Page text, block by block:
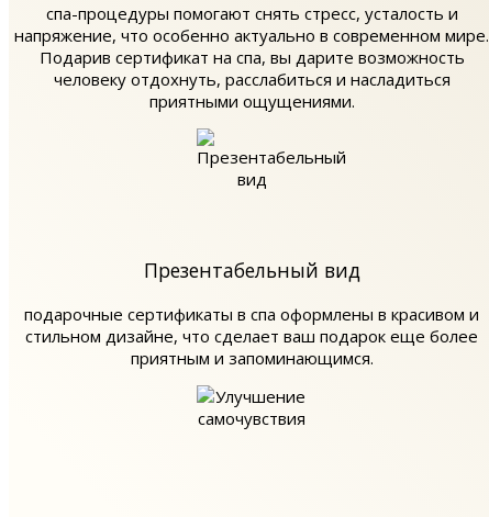
спа-процедуры помогают снять стресс, усталость и
напряжение, что особенно актуально в современном мире.
Подарив сертификат на спа, вы дарите возможность
человеку отдохнуть, расслабиться и насладиться
приятными ощущениями.
Презентабельный вид
подарочные сертификаты в спа оформлены в красивом и
стильном дизайне, что сделает ваш подарок еще более
приятным и запоминающимся.